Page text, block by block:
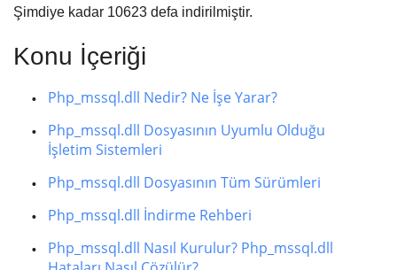
Şimdiye kadar 10623 defa indirilmiştir.
Konu İçeriği
Php_mssql.dll Nedir? Ne İşe Yarar?
Php_mssql.dll Dosyasının Uyumlu Olduğu
İşletim Sistemleri
Php_mssql.dll Dosyasının Tüm Sürümleri
Php_mssql.dll İndirme Rehberi
Php_mssql.dll Nasıl Kurulur? Php_mssql.dll